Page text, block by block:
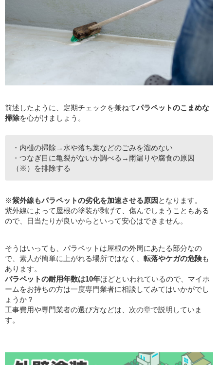
前述したように、定期チェックを兼ねてパラペットのこまめな
掃除を心がけましょう。
・内樋の掃除→水や落ち葉などのごみを溜めない
・つなぎ目に亀裂がないか調べる→雨漏りや腐食の原因
（※）を排除する
※紫外線もパラペットの劣化を加速させる原因 となります。
紫外線によって屋根の塗装が剥げて、傷んでしまうこともある
ので、日当たりが良いからといって安心はできません。
そうはいっても、パラペットは屋根の外周にあたる部分なの
で、素人が簡単に上がれる場所ではなく、 転落やケガの危険も
あります。
パラペットの耐用年数は10年ほどといわれているので、マイホ
ームをお持ちの方は一度専門業者に相談してみてはいかがでし
ょうか？
工事費用や専門業者の選び方などは、次の章で説明していま
す。